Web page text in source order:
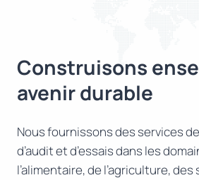
Construisons
avenir durable
Nous fournissons des services
d’audit et d’essais dans les
l’alimentaire, de l’agriculture,